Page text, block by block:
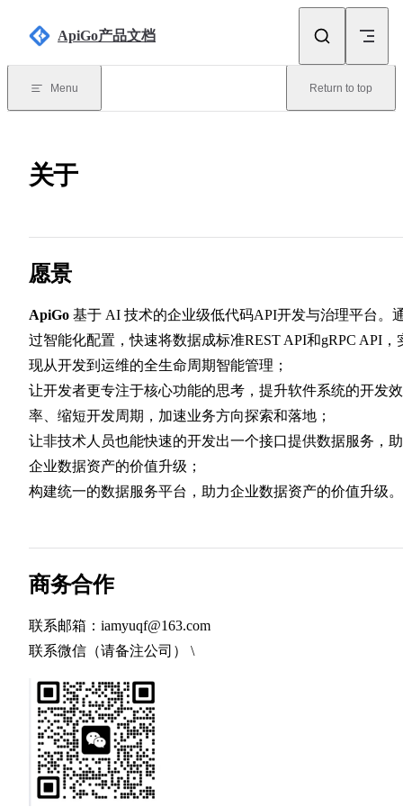
ApiGo产品文档
Menu Return to top
关于
愿景
ApiGo 基于 AI 技术的企业级低代码API开发与治理平台。
过智能化配置，快速将数据成标准REST API和gRPC API，
现从开发到运维的全生命周期智能管理；
让开发者更专注于核心功能的思考，提升软件系统的开发效
率、缩短开发周期，加速业务方向探索和落地；
让非技术人员也能快速的开发出一个接口提供数据服务，
企业数据资产的价值升级；
构建统一的数据服务平台，助力企业数据资产的价值升级。
商务合作
联系邮箱：iamyuqf@163.com
联系微信（请备注公司） \